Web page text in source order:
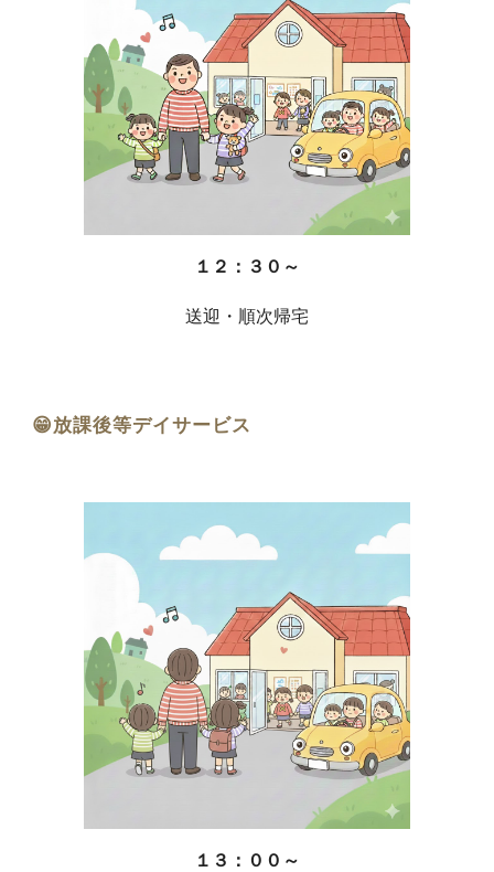
１２：３０～
送迎・順次帰宅
😁放課後等デイサービス
１３：００～